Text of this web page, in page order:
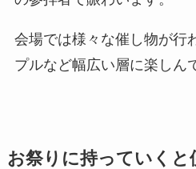
会場では様々な催し物が行
プルなど幅広い層に楽しん
お祭りに持っていくと